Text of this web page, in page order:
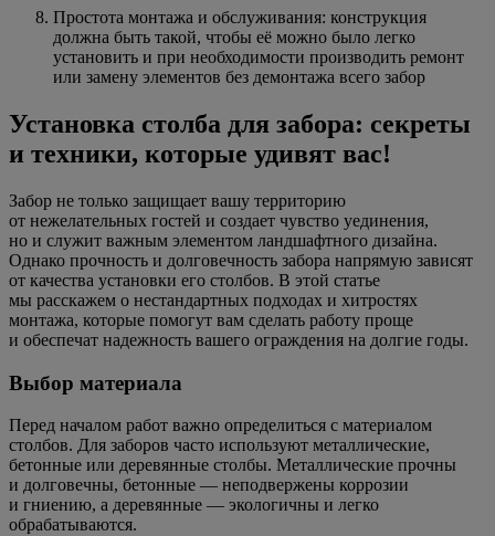
Простота монтажа и обслуживания: конструкция
должна быть такой, чтобы её можно было легко
установить и при необходимости производить ремонт
или замену элементов без демонтажа всего забор
Установка столба для забора: секреты
и техники, которые удивят вас!
Забор не только защищает вашу территорию
от нежелательных гостей и создает чувство уединения,
но и служит важным элементом ландшафтного дизайна.
Однако прочность и долговечность забора напрямую зависят
от качества установки его столбов. В этой статье
мы расскажем о нестандартных подходах и хитростях
монтажа, которые помогут вам сделать работу проще
и обеспечат надежность вашего ограждения на долгие годы.
Выбор материала
Перед началом работ важно определиться с материалом
столбов. Для заборов часто используют металлические,
бетонные или деревянные столбы. Металлические прочны
и долговечны, бетонные — неподвержены коррозии
и гниению, а деревянные — экологичны и легко
обрабатываются.